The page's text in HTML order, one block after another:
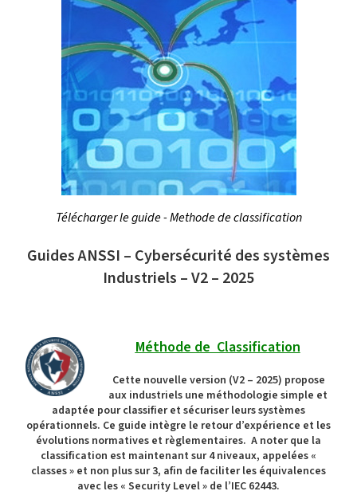
Télécharger le guide - Methode de classification
Guides ANSSI – Cybersécurité des systèmes
Industriels – V2 – 2025
Méthode de Classification
Cette nouvelle version (V2 – 2025) propose
aux industriels une méthodologie simple et
adaptée pour classifier et sécuriser leurs systèmes
opérationnels. Ce guide intègre le retour d’expérience et les
évolutions normatives et règlementaires. A noter que la
classification est maintenant sur 4 niveaux, appelées «
classes » et non plus sur 3, afin de faciliter les équivalences
avec les « Security Level » de l’IEC 62443.